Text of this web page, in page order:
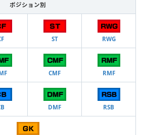
ポジション別
ST RWG
CMF RMF
DMF RSB